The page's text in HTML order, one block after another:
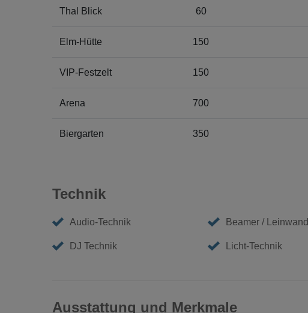
Thal Blick 60
Elm-Hütte 150
VIP-Festzelt 150
Arena 700
Biergarten 350
Technik
Audio-Technik Beamer / Leinwand
DJ Technik Licht-Technik
Ausstattung und Merkmale